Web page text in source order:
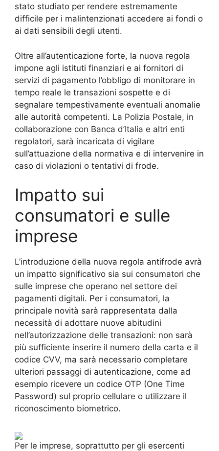
stato studiato per rendere estremamente
difficile per i malintenzionati accedere ai fondi o
ai dati sensibili degli utenti.
Oltre all’autenticazione forte, la nuova regola
impone agli istituti finanziari e ai fornitori di
servizi di pagamento l’obbligo di monitorare in
tempo reale le transazioni sospette e di
segnalare tempestivamente eventuali anomalie
alle autorità competenti. La Polizia Postale, in
collaborazione con Banca d’Italia e altri enti
regolatori, sarà incaricata di vigilare
sull’attuazione della normativa e di intervenire in
caso di violazioni o tentativi di frode.
Impatto sui
consumatori e sulle
imprese
L’introduzione della nuova regola antifrode avrà
un impatto significativo sia sui consumatori che
sulle imprese che operano nel settore dei
pagamenti digitali. Per i consumatori, la
principale novità sarà rappresentata dalla
necessità di adottare nuove abitudini
nell’autorizzazione delle transazioni: non sarà
più sufficiente inserire il numero della carta e il
codice CVV, ma sarà necessario completare
ulteriori passaggi di autenticazione, come ad
esempio ricevere un codice OTP (One Time
Password) sul proprio cellulare o utilizzare il
riconoscimento biometrico.
Per le imprese, soprattutto per gli esercenti